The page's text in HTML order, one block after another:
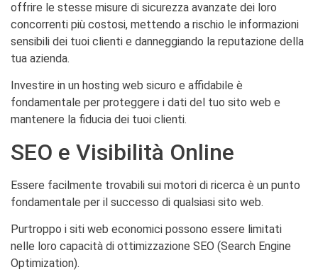
offrire le stesse misure di sicurezza avanzate dei loro
concorrenti più costosi, mettendo a rischio le informazioni
sensibili dei tuoi clienti e danneggiando la reputazione della
tua azienda.
Investire in un hosting web sicuro e affidabile è
fondamentale per proteggere i dati del tuo sito web e
mantenere la fiducia dei tuoi clienti.
SEO e Visibilità Online
Essere facilmente trovabili sui motori di ricerca è un punto
fondamentale per il successo di qualsiasi sito web.
Purtroppo i siti web economici possono essere limitati
nelle loro capacità di ottimizzazione SEO (Search Engine
Optimization).